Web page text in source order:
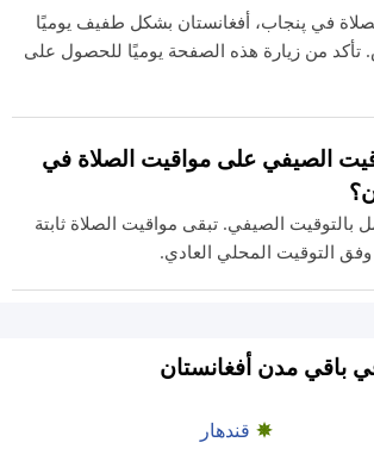
في پنجاب، أفغانستان بشكل طفيف يوميًا
من زيارة هذه الصفحة يوميًا للحصول على
الصيفي على مواقيت الصلاة في
بالتوقيت الصيفي. تبقى مواقيت الصلاة ثابتة
التوقيت المحلي العادي.
باقي مدن أفغانستان
قندهار